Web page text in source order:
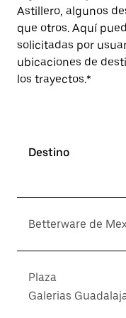
Astillero, algunos
que otros. Aquí
solicitadas por
ubicaciones de
los trayectos.*
Destino
Betterware de
Plaza
Galerias